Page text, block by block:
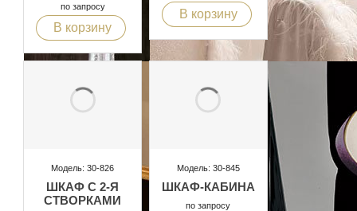
по запросу
В корзину
В корзину
Модель: 30-826
ШКАФ С 2-Я
СТВОРКАМИ
Модель: 30-845
ШКАФ-КАБИНА
по запросу